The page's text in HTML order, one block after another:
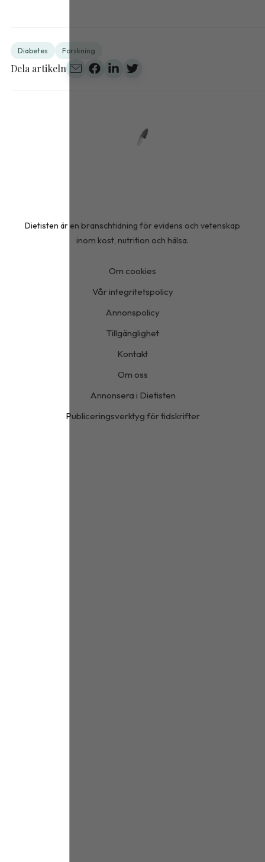
Diabetes Forskning
Dela artikeln
Dietisten är en branschtidning för evidens och vetenskap
inom kost, nutrition och hälsa.
Om cookies
Vår integritetspolicy
Annonspolicy
Tillgänglighet
Kontakt
Om oss
Annonsera i Dietisten
Publiceringsverktyg för tidskrifter